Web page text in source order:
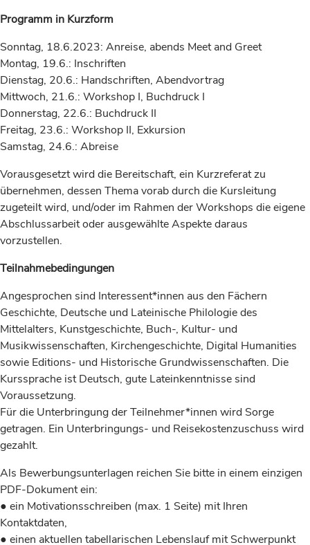
Programm in Kurzform
Sonntag, 18.6.2023: Anreise, abends Meet and Greet
Montag, 19.6.: Inschriften
Dienstag, 20.6.: Handschriften, Abendvortrag
Mittwoch, 21.6.: Workshop I, Buchdruck I
Donnerstag, 22.6.: Buchdruck II
Freitag, 23.6.: Workshop II, Exkursion
Samstag, 24.6.: Abreise
Vorausgesetzt wird die Bereitschaft, ein Kurzreferat zu
übernehmen, dessen Thema vorab durch die Kursleitung
zugeteilt wird, und/oder im Rahmen der Workshops die eigene
Abschlussarbeit oder ausgewählte Aspekte daraus
vorzustellen.
Teilnahmebedingungen
Angesprochen sind Interessent*innen aus den Fächern
Geschichte, Deutsche und Lateinische Philologie des
Mittelalters, Kunstgeschichte, Buch-, Kultur- und
Musikwissenschaften, Kirchengeschichte, Digital Humanities
sowie Editions- und Historische Grundwissenschaften. Die
Kurssprache ist Deutsch, gute Lateinkenntnisse sind
Voraussetzung.
Für die Unterbringung der Teilnehmer*innen wird Sorge
getragen. Ein Unterbringungs- und Reisekostenzuschuss wird
gezahlt.
Als Bewerbungsunterlagen reichen Sie bitte in einem einzigen
PDF-Dokument ein:
● ein Motivationsschreiben (max. 1 Seite) mit Ihren
Kontaktdaten,
● einen aktuellen tabellarischen Lebenslauf mit Schwerpunkt